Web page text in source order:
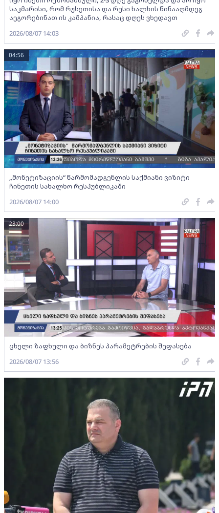
საკმარისი, რომ რუსეთისა და რუსი ხალხის წინააღმდეგ
აეგორებინათ ის კამპანია, რასაც დღეს ვხედავთ
2026/08/07 14:03
„მონეტიზაციის“ წარმომადგენლის საქმიანი ვიზიტი
ჩინეთის სახალხო რესპუბლიკაში
04:56
2026/08/07 14:00
ცხელი ზაფხული და ბიზნეს პარამეტრების შეფასება
23:00
2026/08/07 13:56